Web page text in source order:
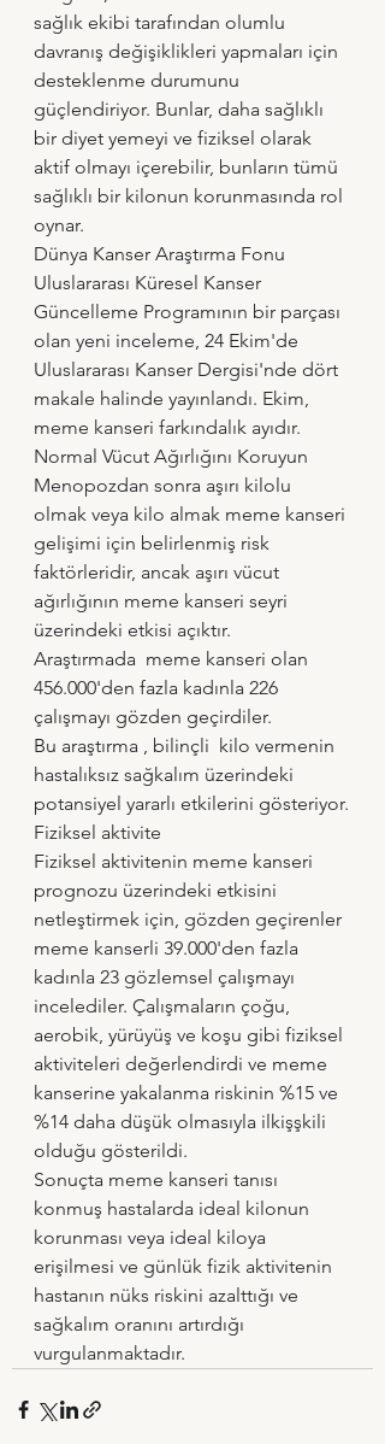
sağlık ekibi tarafından olumlu
davranış değişiklikleri yapmaları için
desteklenme durumunu
güçlendiriyor. Bunlar, daha sağlıklı
bir diyet yemeyi ve fiziksel olarak
aktif olmayı içerebilir, bunların tümü
sağlıklı bir kilonun korunmasında rol
oynar.
Dünya Kanser Araştırma Fonu
Uluslararası Küresel Kanser
Güncelleme Programının bir parçası
olan yeni inceleme, 24 Ekim'de
Uluslararası Kanser Dergisi'nde dört
makale halinde yayınlandı. Ekim,
meme kanseri farkındalık ayıdır.
Normal Vücut Ağırlığını Koruyun
Menopozdan sonra aşırı kilolu
olmak veya kilo almak meme kanseri
gelişimi için belirlenmiş risk
faktörleridir, ancak aşırı vücut
ağırlığının meme kanseri seyri
üzerindeki etkisi açıktır.
Araştırmada  meme kanseri olan
456.000'den fazla kadınla 226
çalışmayı gözden geçirdiler.
Bu araştırma , bilinçli  kilo vermenin
hastalıksız sağkalım üzerindeki
potansiyel yararlı etkilerini gösteriyor.
Fiziksel aktivite
Fiziksel aktivitenin meme kanseri
prognozu üzerindeki etkisini
netleştirmek için, gözden geçirenler
meme kanserli 39.000'den fazla
kadınla 23 gözlemsel çalışmayı
incelediler. Çalışmaların çoğu,
aerobik, yürüyüş ve koşu gibi fiziksel
aktiviteleri değerlendirdi ve meme
kanserine yakalanma riskinin %15 ve
%14 daha düşük olmasıyla ilkişşkili
olduğu gösterildi.
Sonuçta meme kanseri tanısı
konmuş hastalarda ideal kilonun
korunması veya ideal kiloya
erişilmesi ve günlük fizik aktivitenin
hastanın nüks riskini azalttığı ve
sağkalım oranını artırdığı
vurgulanmaktadır.